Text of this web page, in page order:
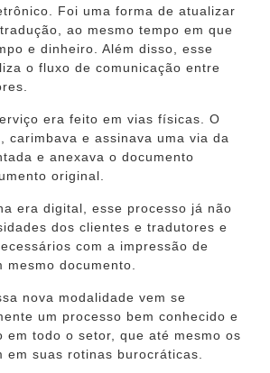
Foi uma forma de atualizar
ao mesmo tempo em que
e dinheiro. Além disso, esse
o fluxo de comunicação entre
era feito em vias físicas. O
carimbava e assinava uma via da
e anexava o documento
original.
era digital, esse processo já não
dos clientes e tradutores e
com a impressão de
documento.
nova modalidade vem se
um processo bem conhecido e
em todo o setor, que até mesmo os
em suas rotinas burocráticas.